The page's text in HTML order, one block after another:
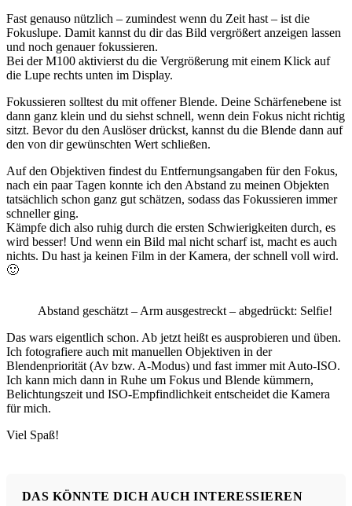
Fast genauso nützlich – zumindest wenn du Zeit hast – ist die
Fokuslupe. Damit kannst du dir das Bild vergrößert anzeigen lassen
und noch genauer fokussieren.
Bei der M100 aktivierst du die Vergrößerung mit einem Klick auf
die Lupe rechts unten im Display.
Fokussieren solltest du mit offener Blende. Deine Schärfenebene ist
dann ganz klein und du siehst schnell, wenn dein Fokus nicht richtig
sitzt. Bevor du den Auslöser drückst, kannst du die Blende dann auf
den von dir gewünschten Wert schließen.
Auf den Objektiven findest du Entfernungsangaben für den Fokus,
nach ein paar Tagen konnte ich den Abstand zu meinen Objekten
tatsächlich schon ganz gut schätzen, sodass das Fokussieren immer
schneller ging.
Kämpfe dich also ruhig durch die ersten Schwierigkeiten durch, es
wird besser! Und wenn ein Bild mal nicht scharf ist, macht es auch
nichts. Du hast ja keinen Film in der Kamera, der schnell voll wird.
🙂
Abstand geschätzt – Arm ausgestreckt – abgedrückt: Selfie!
Das wars eigentlich schon. Ab jetzt heißt es ausprobieren und üben.
Ich fotografiere auch mit manuellen Objektiven in der
Blendenpriorität (Av bzw. A-Modus) und fast immer mit Auto-ISO.
Ich kann mich dann in Ruhe um Fokus und Blende kümmern,
Belichtungszeit und ISO-Empfindlichkeit entscheidet die Kamera
für mich.
Viel Spaß!
DAS KÖNNTE DICH AUCH INTERESSIEREN